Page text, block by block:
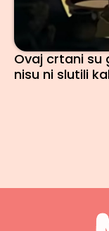
Ovaj crtani su
nisu ni slutili